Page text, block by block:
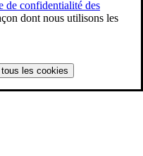
de confidentialité des
dont nous utilisons les
les cookies